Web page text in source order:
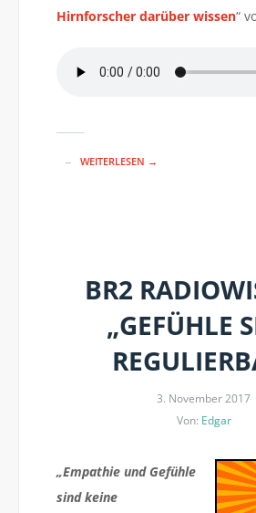
Hirnforscher darüber wissen“
WEITERLESEN →
BR2
„GEFÜHLE
3. November 2017
Von: Edgar
„Empathie und Gefühle
sind keine